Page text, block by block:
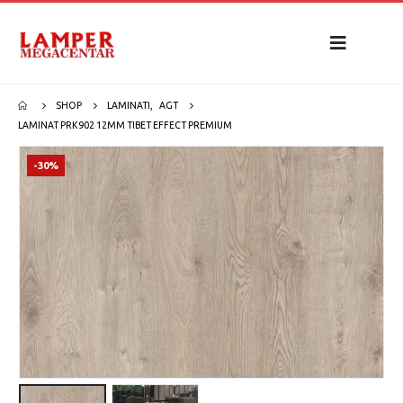
SHOP LAMINATI
AGT
LAMINAT PRK902 12MM TIBET EFFECT PREMIUM
-30%